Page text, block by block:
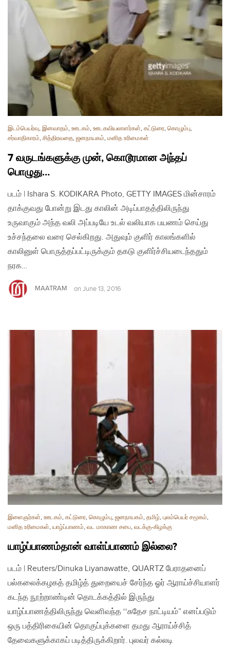
இடம்பெயர்வு, இனவாதம், ஊடகம், ஊடகவியலாளர்கள், கட்டுரை, கொழும்பு,
சர்வாதிகாரம், சித்திரவதை, ஜனநாயகம், மனித உரிமைகள்
7 வருடங்களுக்கு முன், கொடூரமான அந்தப்
பொழுது…
படம் | Ishara S. KODIKARA Photo, GETTY IMAGES மின்சாரம்
தாக்குவது போன்று இடது காலின் அடிப்பாதத்திலிருந்து
உருவாகும் அந்த வலி அப்படியே உடல் வலியாக பயணம் செய்து
உச்சந்தலை வரை செல்கிறது. அதுவும் குளிர் காலங்களில்
காலினுள் பொருத்தப்பட்டிருக்கும் தகடு குளிர்ச்சியடைந்ததும்
நரக…
MAATRAM on June 13, 2016
இளைஞர்கள், ஊடகம், கட்டுரை, கொழும்பு, ஜனநாயகம், தமிழ், புலம்பெயர் சமூகம்,
மனித உரிமைகள், யாழ்ப்பாணம், வட மாகாண சபை, வடக்கு-கிழக்கு
யாழ்ப்பாணம்தான் வாள்ப்பாணம் இல்லை?
படம் | Reuters/Dinuka Liyanawatte, QUARTZ பேராதனைப்
பல்கலைக்கழகத் தமிழ்த் துறையைச் சேர்ந்த ஓர் ஆராய்ச்சியாளர்
கடந்த நூற்றாண்டின் தொடக்கத்தில் இருந்து
யாழ்ப்பாணத்திலிருந்து வெளிவந்த ‘‘சுதேச நாட்டியம்” எனப்படும்
ஒரு பத்திரிகையின் தொகுப்புக்களை தமது ஆராய்ச்சித்
தேவைகளுக்காகப் படித்திருக்கிறார். புலவர் கல்லடி